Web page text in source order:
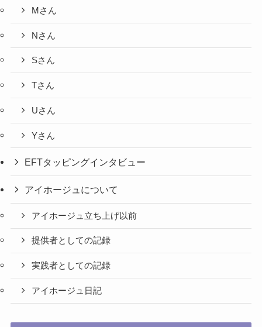
Mさん
Nさん
Sさん
Tさん
Uさん
Yさん
EFTタッピングインタビュー
アイホージュについて
アイホージュ立ち上げ以前
提供者としての記録
実践者としての記録
アイホージュ日記